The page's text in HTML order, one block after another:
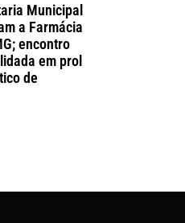
Municipal
a Farmácia
encontro
em prol
de